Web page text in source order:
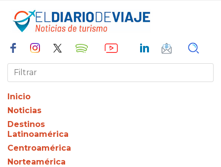
Inicio
Noticias
Destinos
Latinoamérica
Centroamérica
Norteamérica